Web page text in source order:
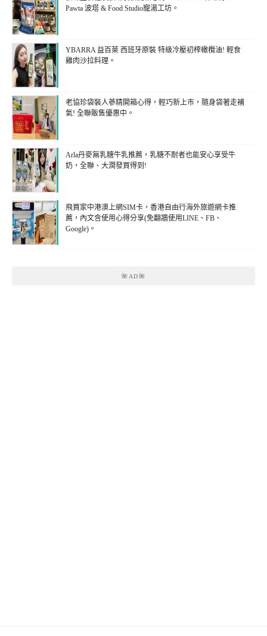
Pawta 波塔 & Food Studio寵湯工坊。
YBARRA 益百萊 西班牙原裝 特級冷壓初榨橄欖油! 輕食
雞肉沙拉料理。
老協珍袋裝人蔘精開箱心得，輕巧新上市，隨身袋著走補
氣! 全聯販售優惠中。
Arla丹麥無乳糖牛乳推薦，乳糖不耐者也能安心享受牛
奶，全聯、大潤發買得到!
飛買家中港澳上網SIM卡，香港自由行海外旅遊網卡推
薦，內文含使用心得分享(免翻牆使用LINE、FB、
Google)。
🌺AD🌺